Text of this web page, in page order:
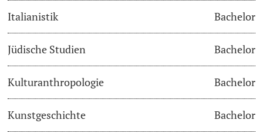
Inclusive University
Support Services Guide
Learning & Teaching
Italianistik Bachelor
Jüdische Studien Bachelor
Kulturanthropologie Bachelor
Kunstgeschichte Bachelor